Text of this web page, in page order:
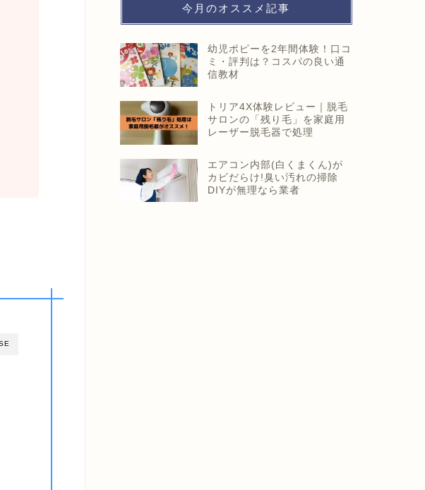
今月のオススメ記事
幼児ポピーを2年間体験！口コ
ミ・評判は？コスパの良い通
信教材
トリア4X体験レビュー｜脱毛
サロンの「残り毛」を家庭用
レーザー脱毛器で処理
エアコン内部(白くまくん)が
カビだらけ!臭い汚れの掃除
DIYが無理なら業者